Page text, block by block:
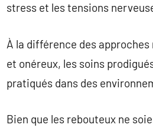
stress et les tensions
À la différence des
et onéreux, les soins
pratiqués dans des
Bien que les rebouteux ne